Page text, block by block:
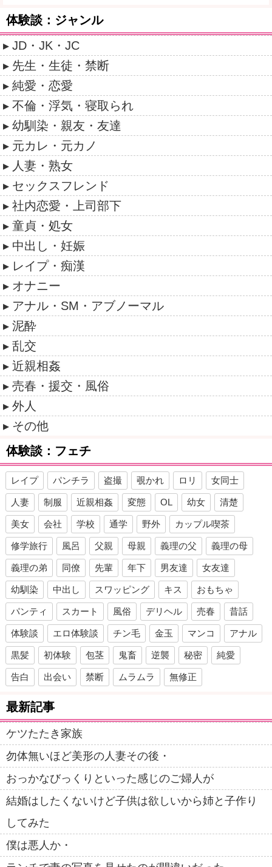
体験談：ジャンル
JD・JK・JC
先生・生徒・禁断
純愛・恋愛
不倫・浮気・寝取られ
幼馴染・親友・友達
元カレ・元カノ
人妻・熟女
セックスフレンド
社内恋愛・上司部下
童貞・処女
中出し・妊娠
レイプ・痴漢
オナニー
アナル・SM・アブノーマル
泥酔
乱交
近親相姦
売春・援交・風俗
外人
その他
体験談：フェチ
レイプ パンチラ 盗撮 覗かれ ロリ 女同士
人妻 制服 近親相姦 変態 OL 幼女 清楚
美女 会社 学校 通学 野外 カップル喫茶
修学旅行 風呂 父親 母親 義理の父 義理の母
義理の弟 同僚 先輩 年下 男友達 女友達
幼馴染 中出し スワッピング キス おもちゃ
パンティ スカート 風俗 デリヘル 売春 昔話
体験談 エロ体験談 チン毛 金玉 マンコ アナル
黒髪 初体験 包茎 鬼畜 逆襲 秘密 純愛
告白 出会い 禁断 ムラムラ 無修正
最新記事
ケツたたき家族
勿体無いほど美形の人妻その後・
おっかなびっくりといった感じのご婦人が
結婚はしたくないけど子供は欲しいから姉と子作り
してみた
僕は悪人か・